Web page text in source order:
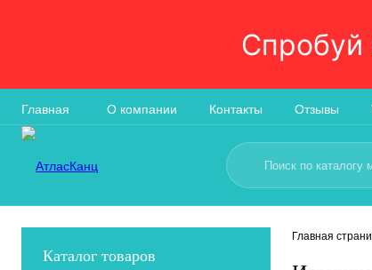
Главная О компании Контакты Отзывы
Каталог товаров
Главная